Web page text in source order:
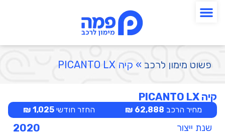
פשוט מימון לרכב » קיה PICANTO LX
קיה PICANTO LX
מחיר הרכב 62,888 ₪ החזר חודשי 1,025 ₪
שנת ייצור 2020